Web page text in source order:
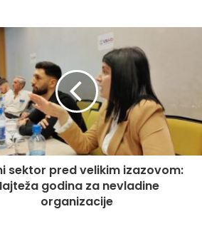
sektor pred velikim izazovom:
godina za nevladine
organizacije